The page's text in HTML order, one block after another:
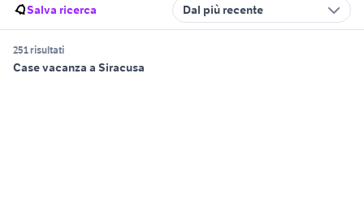
Salva ricerca Dal più recente
251 risultati
Case vacanza a Siracusa